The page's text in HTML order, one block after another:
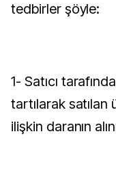
tedbirler şöyle:
1- Satıcı
tartılarak satılan
ilişkin daranın